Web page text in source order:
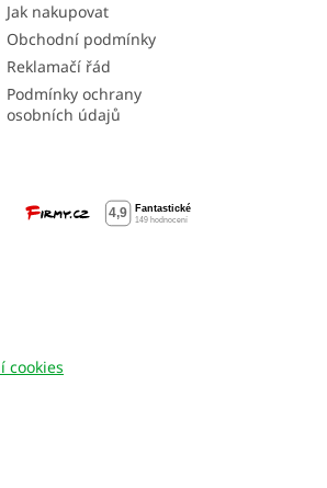
Jak nakupovat
Obchodní podmínky
Reklamačí řád
Podmínky ochrany
osobních údajů
cookies